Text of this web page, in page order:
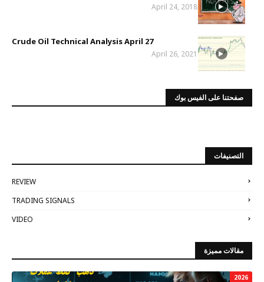
April 24, 2018
Crude Oil Technical Analysis April 27
April 26, 2021
صفحتنا على الفيس بوك
التصنيفات
REVIEW
TRADING SIGNALS
VIDEO
مقالات مميزة
2026